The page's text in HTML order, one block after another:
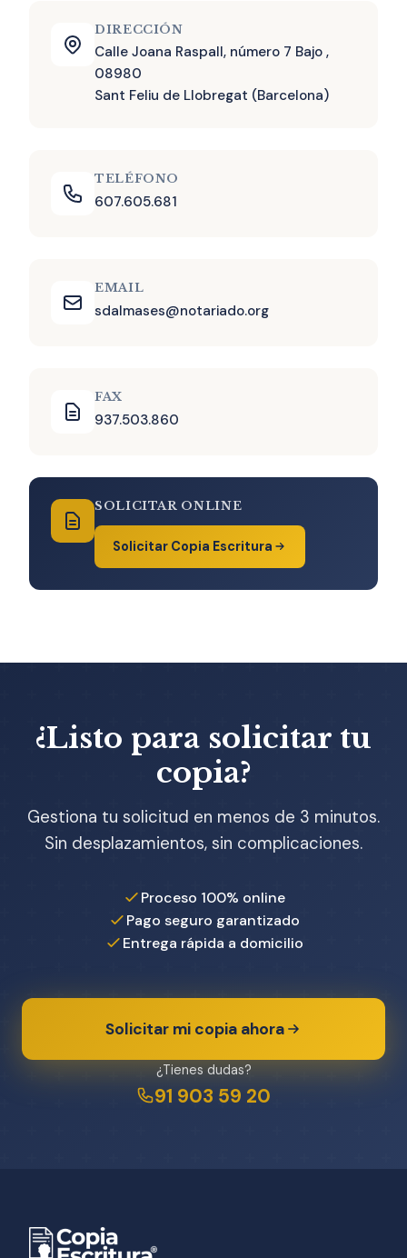
DIRECCIÓN
Calle Joana Raspall, número 7 Bajo ,
08980
Sant Feliu de Llobregat (Barcelona)
TELÉFONO
607.605.681
EMAIL
sdalmases@notariado.org
FAX
937.503.860
SOLICITAR ONLINE
Solicitar Copia Escritura
¿Listo para solicitar tu
copia?
Gestiona tu solicitud en menos de 3 minutos.
Sin desplazamientos, sin complicaciones.
Proceso 100% online
Pago seguro garantizado
Entrega rápida a domicilio
Solicitar mi copia ahora
¿Tienes dudas?
91 903 59 20